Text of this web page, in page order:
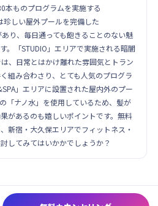
本ものプログラムを実施する
珍しい屋外プールを完備した
あり、毎日通っても飽きることのない魅
。「STUDIO」エリアで実施される暗闇
、日常とはかけ離れた雰囲気とトラン
組み合わさり、とても人気のプログラ
」エリアに設置された屋内外のプー
「ナノ水」を使用しているため、髪が
があるのも嬉しいポイントです。無料
新宿・大久保エリアでフィットネス・
してみてはいかかでしょうか？